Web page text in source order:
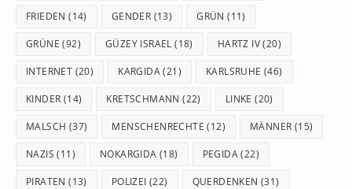
FRIEDEN (14) GENDER (13) GRÜN (11)
GRÜNE (92) GÜZEY ISRAEL (18) HARTZ IV(20)
INTERNET (20) KARGIDA(21) KARLSRUHE (46)
KINDER (14) KRETSCHMANN (22) LINKE (20)
MALSCH (37) MENSCHENRECHTE (12) MÄNNER (15)
NAZIS (11) NOKARGIDA (18) PEGIDA(22)
PIRATEN (13) POLIZEI (22) QUERDENKEN (31)